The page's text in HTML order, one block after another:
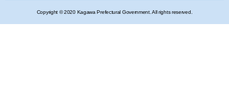
Copyright © 2020 Kagawa Prefectural Government. All rights reserved.